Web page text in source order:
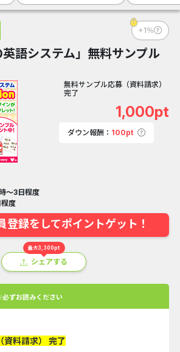
+1％
英語システム」無料サンプル
無料サンプル応募（資料請求）
完了
1,000pt
ダウン報酬： 100pt
～3日程度
程度
登録をしてポイントゲット！
最大3,300pt
シェアする
ずお読みください
資料請求） 完了